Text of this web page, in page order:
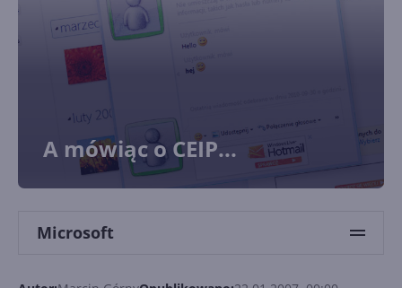
A mówiąc o CEIP...
Microsoft